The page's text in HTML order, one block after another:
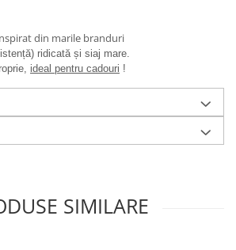
din marile branduri
ridicată și siaj mare.
ideal pentru cadouri !
SIMILARE